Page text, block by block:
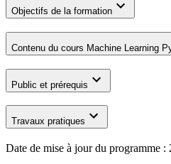
Objectifs de la formation
Contenu du cours Machine Learning
Public et prérequis
Travaux pratiques
Date de mise à jour du programme :